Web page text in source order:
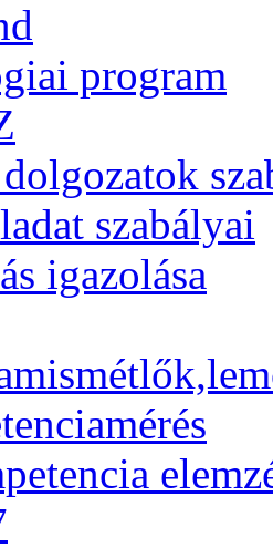
program
szabályai
igazolása